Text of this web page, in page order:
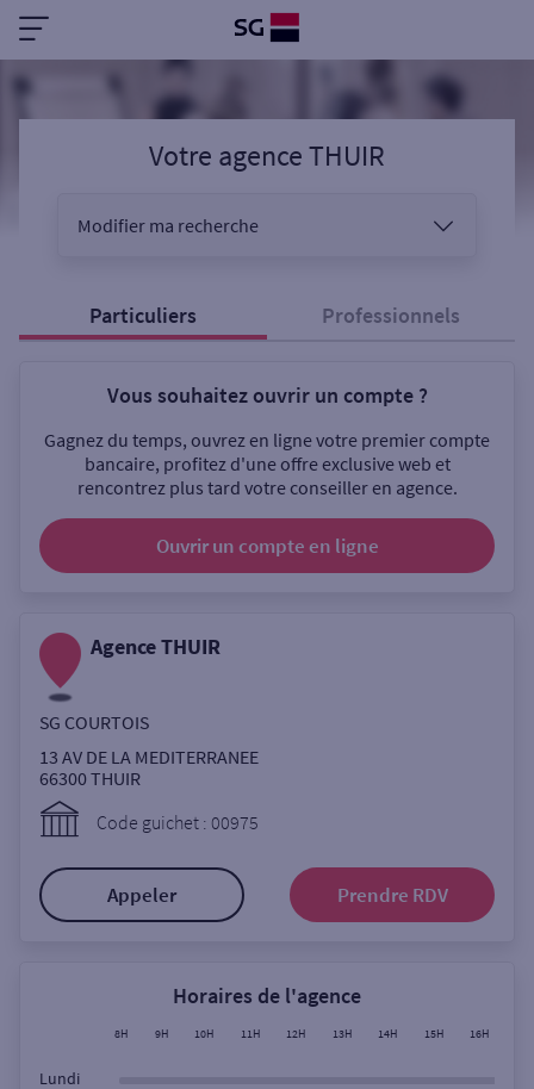
Votre agence THUIR
Modifier ma recherche
Sélectionnez votre recherche
Ouverte le samedi
Ouverte le lundi
Ville / Code postal
Rue
Rechercher
Particuliers Professionnels
Vous souhaitez ouvrir un compte ?
Gagnez du temps, ouvrez en ligne votre premier compte
bancaire, profitez d'une offre exclusive web et
rencontrez plus tard votre conseiller en agence.
Ouvrir un compte en ligne
Agence THUIR
SG COURTOIS
13 AV DE LA MEDITERRANEE
66300THUIR
Code guichet : 00975
Appeler Prendre RDV
Horaires de l'agence
8H 9H 10H 11H 12H 13H 14H 15H 16H
Lundi